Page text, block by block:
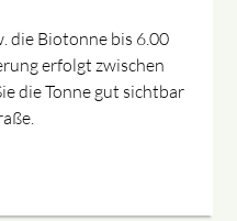
die Biotonne bis 6.00
erfolgt zwischen
die Tonne gut sichtbar